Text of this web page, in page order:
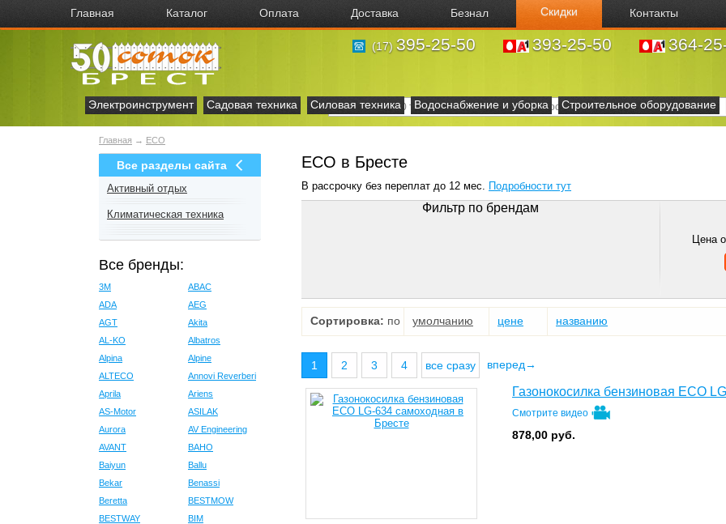
Главная Каталог Оплата Доставка Безнал Скидки Контакты
(17) 395-25-50 393-25-50 364-
Электроинструмент Садовая техника Силовая техника Водоснабжение и уборка Строительное оборудование
Главная → ECO
Все разделы сайта
Активный отдых
Климатическая техника
Все бренды:
3M
ABAC
ADA
AEG
AGT
Akita
AL-KO
Albatros
Alpina
Alpine
ALTECO
Annovi Reverberi
Aprila
Ariens
AS-Motor
ASILAK
Aurora
AV Engineering
AVANT
BAHO
Baiyun
Ballu
Bekar
Benassi
Beretta
BESTMOW
BESTWAY
BIM
ECO в Бресте
В рассрочку без переплат до 12 мес. Подробности тут
Фильтр по брендам
Цена
Сортировка: по умолчанию цене названию
1 2 3 4 все сразу вперед→
Газонокосилка бензиновая ECO
Смотрите видео
878,00 руб.